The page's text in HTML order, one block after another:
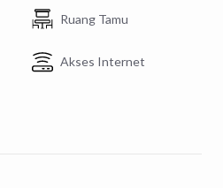
Ruang Tamu
Akses Internet